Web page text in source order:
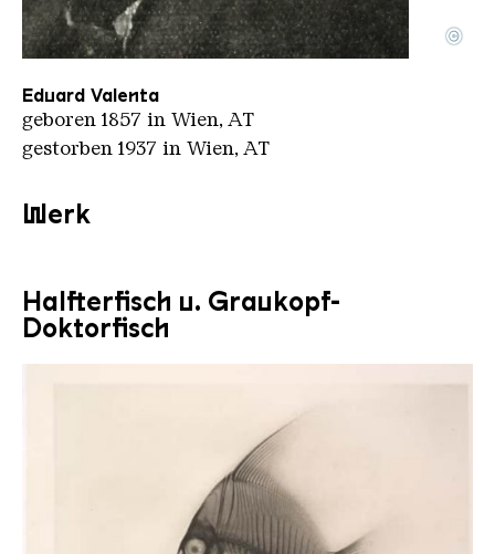
Valenta eduard in photographische correspondenz
Copyright: Anonymous | Public Domain
©
Eduard Valenta
geboren 1857 in Wien, AT
gestorben 1937 in Wien, AT
Werk
Halfterfisch u. Graukopf-
Doktorfisch